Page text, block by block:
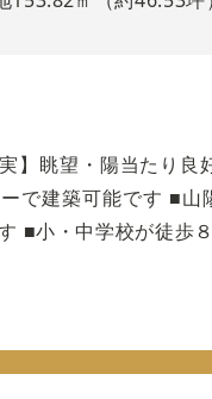
実】眺望・陽当たり
で建築可能です ■
■小・中学校が徒歩